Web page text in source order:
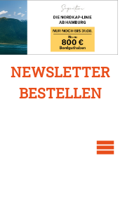
NEWSLETTER
BESTELLEN